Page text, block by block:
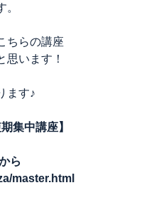
ちらの講座
思います！
ます♪
集中講座】
ら
master.html